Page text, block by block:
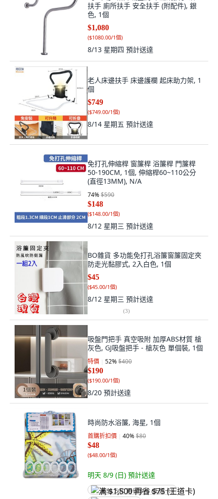
扶手 廁所扶手 安全扶手 (附配件), 銀
色, 1個
$1,080
($1080.00/1個)
8/13 星期四 預計送達
老人床邊扶手 床邊護欄 起床助力架, 1
個
$749
($749.00/1個)
8/14 星期五 預計送達
免打孔伸縮桿 窗簾桿 浴簾桿 門簾桿
50-190CM, 1個, 伸縮桿60~110公分
(直徑13MM), N/A
74%$590
$148
($148.00/1個)
8/12 星期三 預計送達
BO雜貨 多功能免打孔浴簾窗簾固定夾
防走光黏膠式, 2入白色, 1個
$45
($45.00/1個)
8/12 星期三 預計送達
(3)
吸盤門把手 真空吸附 加厚ABS材質 槍
灰色, GJ吸盤把手 - 槍灰色 單個裝, 1個
特價 52%$400
$190
($190.00/1個)
8/20 預計送達
時尚防水浴簾, 海星, 1個
首購折扣價 40%$80
$48
($48.00/1個)
明天 8/9 (日) 預計送達
满 $1,500 再省 $75 (王道卡)